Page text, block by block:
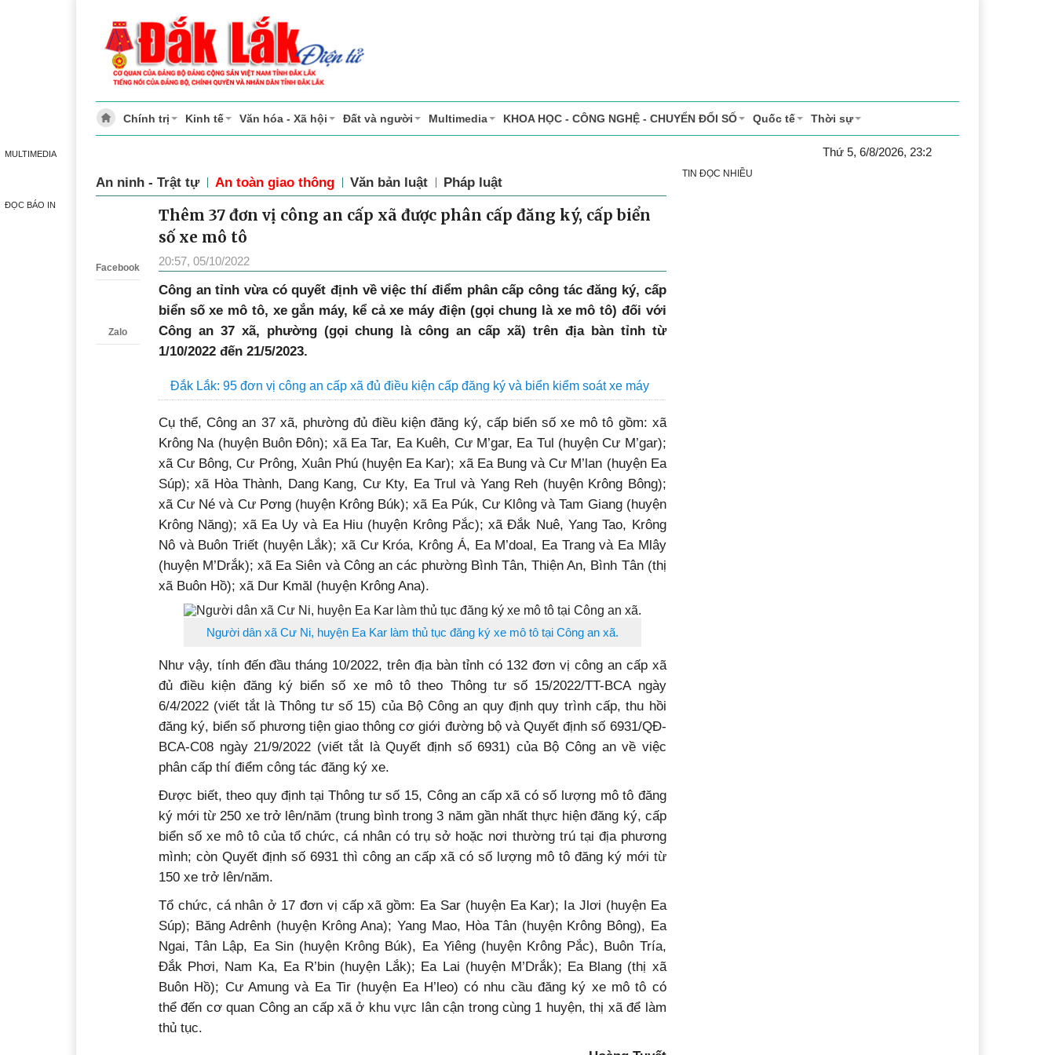
MULTIMEDIA
ĐỌC BÁO IN
Chính trị Kinh tế Văn hóa - Xã hội Đất và người Multimedia KHOA HỌC - CÔNG NGHỆ - CHUYỂN ĐỔI SỐ Quốc tế Thời sự
Thứ 5, 6/8/2026, 23:2
An ninh - Trật tự An toàn giao thông Văn bản luật Pháp luật
Facebook
Zalo
Thêm 37 đơn vị công an cấp xã được phân cấp đăng ký, cấp biển
số xe mô tô
20:57, 05/10/2022
Công an tỉnh vừa có quyết định về việc thí điểm phân cấp công tác đăng ký, cấp
biển số xe mô tô, xe gắn máy, kể cả xe máy điện (gọi chung là xe mô tô) đối với
Công an 37 xã, phường (gọi chung là công an cấp xã) trên địa bàn tỉnh từ
1/10/2022 đến 21/5/2023.
Đắk Lắk: 95 đơn vị công an cấp xã đủ điều kiện cấp đăng ký và biển kiểm soát xe máy
Cụ thể, Công an 37 xã, phường đủ điều kiện đăng ký, cấp biển số xe mô tô gồm: xã
Krông Na (huyện Buôn Đôn); xã Ea Tar, Ea Kuêh, Cư M’gar, Ea Tul (huyện Cư M’gar);
xã Cư Bông, Cư Prông, Xuân Phú (huyện Ea Kar); xã Ea Bung và Cư M’lan (huyện Ea
Súp); xã Hòa Thành, Dang Kang, Cư Kty, Ea Trul và Yang Reh (huyện Krông Bông);
xã Cư Né và Cư Pơng (huyện Krông Búk); xã Ea Púk, Cư Klông và Tam Giang (huyện
Krông Năng); xã Ea Uy và Ea Hiu (huyện Krông Pắc); xã Đắk Nuê, Yang Tao, Krông
Nô và Buôn Triết (huyện Lắk); xã Cư Króa, Krông Á, Ea M’doal, Ea Trang và Ea Mlây
(huyện M’Drắk); xã Ea Siên và Công an các phường Bình Tân, Thiện An, Bình Tân (thị
xã Buôn Hồ); xã Dur Kmăl (huyện Krông Ana).
Người dân xã Cư Ni, huyện Ea Kar làm thủ tục đăng ký xe mô tô tại Công an xã.
Như vậy, tính đến đầu tháng 10/2022, trên địa bàn tỉnh có 132 đơn vị công an cấp xã
đủ điều kiện đăng ký biển số xe mô tô theo Thông tư số 15/2022/TT-BCA ngày
6/4/2022 (viết tắt là Thông tư số 15) của Bộ Công an quy định quy trình cấp, thu hồi
đăng ký, biển số phương tiện giao thông cơ giới đường bộ và Quyết định số 6931/QĐ-
BCA-C08 ngày 21/9/2022 (viết tắt là Quyết định số 6931) của Bộ Công an về việc
phân cấp thí điểm công tác đăng ký xe.
Được biết, theo quy định tại Thông tư số 15, Công an cấp xã có số lượng mô tô đăng
ký mới từ 250 xe trở lên/năm (trung bình trong 3 năm gần nhất thực hiện đăng ký, cấp
biển số xe mô tô của tổ chức, cá nhân có trụ sở hoặc nơi thường trú tại địa phương
mình; còn Quyết định số 6931 thì công an cấp xã có số lượng mô tô đăng ký mới từ
150 xe trở lên/năm.
Tổ chức, cá nhân ở 17 đơn vị cấp xã gồm: Ea Sar (huyện Ea Kar); Ia Jlơi (huyện Ea
Súp); Băng Adrênh (huyện Krông Ana); Yang Mao, Hòa Tân (huyện Krông Bông), Ea
Ngai, Tân Lập, Ea Sin (huyện Krông Búk), Ea Yiêng (huyện Krông Pắc), Buôn Tría,
Đắk Phơi, Nam Ka, Ea R’bin (huyện Lắk); Ea Lai (huyện M’Drắk); Ea Blang (thị xã
Buôn Hồ); Cư Amung và Ea Tir (huyện Ea H’leo) có nhu cầu đăng ký xe mô tô có
thể đến cơ quan Công an cấp xã ở khu vực lân cận trong cùng 1 huyện, thị xã để làm
thủ tục.
TIN ĐỌC NHIỀU